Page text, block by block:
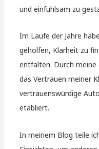
und einfühlsam zu
Im Laufe der Jahre
geholfen, Klarheit zu
entfalten. Durch meine
das Vertrauen meiner
vertrauenswürdige
etabliert.
In meinem Blog teile